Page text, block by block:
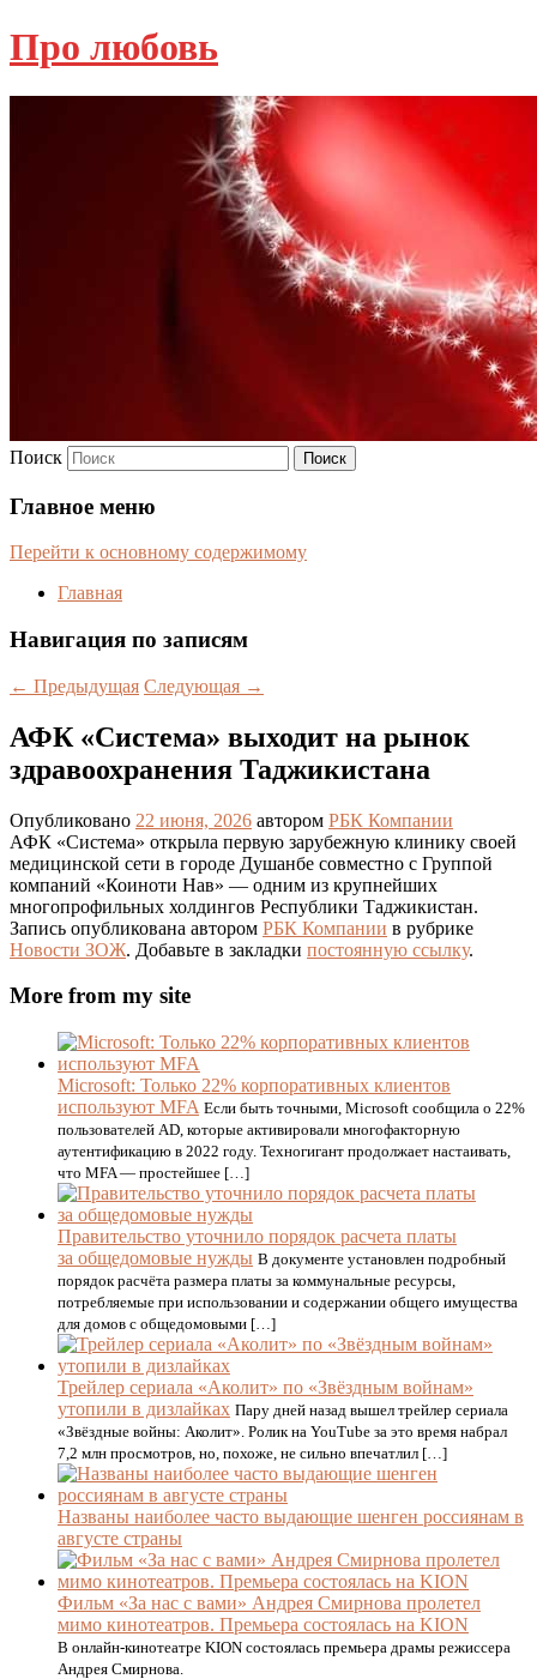
Про любовь
Поиск
Главное меню
Перейти к основному содержимому
Главная
Навигация по записям
← Предыдущая Следующая →
АФК «Система» выходит на рынок
здравоохранения Таджикистана
Опубликовано 22 июня, 2026 автором РБК Компании
АФК «Система» открыла первую зарубежную клинику своей
медицинской сети в городе Душанбе совместно с Группой
компаний «Коиноти Нав» — одним из крупнейших
многопрофильных холдингов Республики Таджикистан.
Запись опубликована автором РБК Компании в рубрике
Новости ЗОЖ. Добавьте в закладки постоянную ссылку.
More from my site
Microsoft: Только 22% корпоративных клиентов
используют MFA Если быть точными, Microsoft сообщила о 22%
пользователей AD, которые активировали многофакторную
аутентификацию в 2022 году. Техногигант продолжает настаивать,
что MFA — простейшее […]
Правительство уточнило порядок расчета платы
за общедомовые нужды В документе установлен подробный
порядок расчёта размера платы за коммунальные ресурсы,
потребляемые при использовании и содержании общего имущества
для домов с общедомовыми […]
Трейлер сериала «Аколит» по «Звёздным войнам»
утопили в дизлайках Пару дней назад вышел трейлер сериала
«Звёздные войны: Аколит». Ролик на YouTube за это время набрал
7,2 млн просмотров, но, похоже, не сильно впечатлил […]
Названы наиболее часто выдающие шенген россиянам в
августе страны
Фильм «За нас с вами» Андрея Смирнова пролетел
мимо кинотеатров. Премьера состоялась на KION
В онлайн-кинотеатре KION состоялась премьера драмы режиссера
Андрея Смирнова.